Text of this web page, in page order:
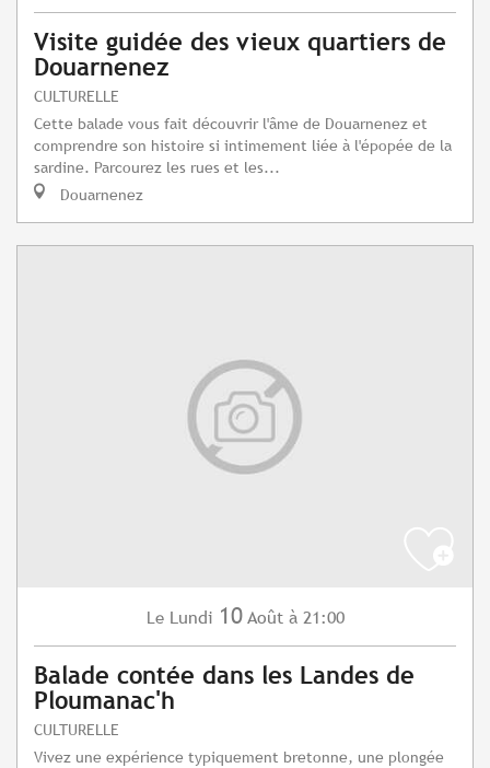
Visite guidée des vieux quartiers de
Douarnenez
CULTURELLE
Cette balade vous fait découvrir l'âme de Douarnenez et
comprendre son histoire si intimement liée à l'épopée de la
sardine. Parcourez les rues et les...
Douarnenez
Le Lundi 10 Août à 21:00
Balade contée dans les Landes de
Ploumanac'h
CULTURELLE
Vivez une expérience typiquement bretonne, une plongée